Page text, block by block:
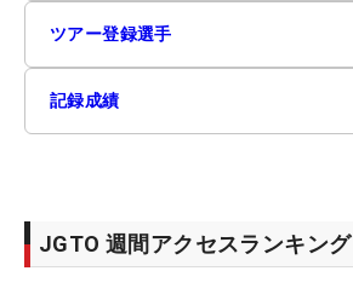
ツアー登録選手
記録成績
JGTO 週間アクセスランキング